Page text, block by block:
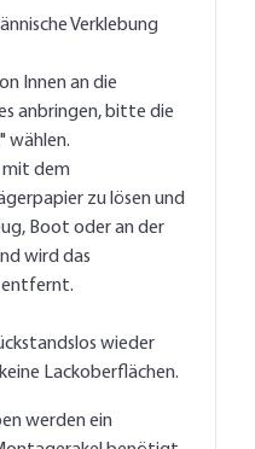
Verklebung
Innen an die
anbringen, bitte die
wählen.
mit dem
zu lösen und
Boot oder an der
wird das
entfernt.
wieder
Lackoberflächen.
werden ein